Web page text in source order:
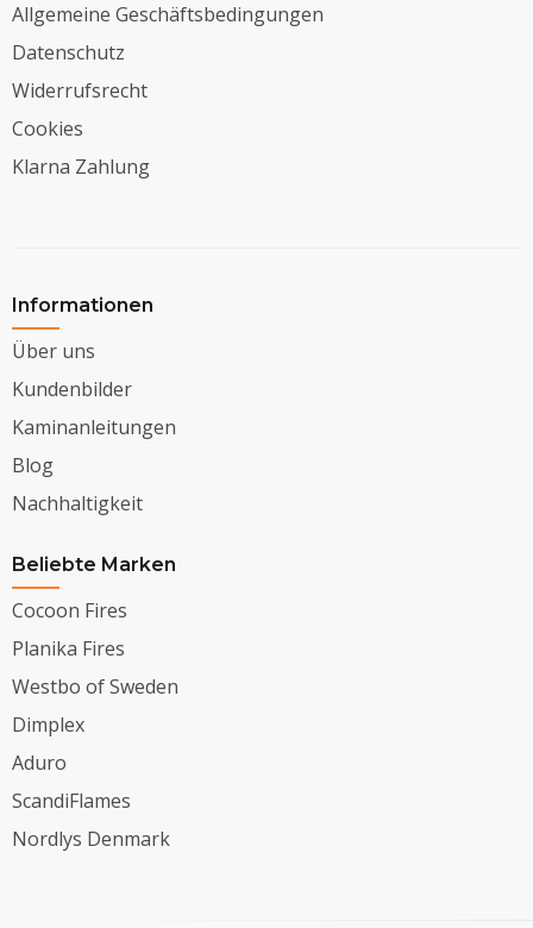
Allgemeine Geschäftsbedingungen
Datenschutz
Widerrufsrecht
Cookies
Klarna Zahlung
Informationen
Über uns
Kundenbilder
Kaminanleitungen
Blog
Nachhaltigkeit
Beliebte Marken
Cocoon Fires
Planika Fires
Westbo of Sweden
Dimplex
Aduro
ScandiFlames
Nordlys Denmark